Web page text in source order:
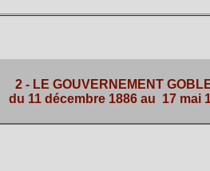
2 - LE GOUVERNEMENT
du 11 décembre 1886 au 17 mai